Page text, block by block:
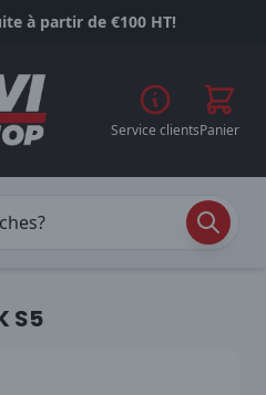
à partir de €100 HT!
Service clientsPanier
S5